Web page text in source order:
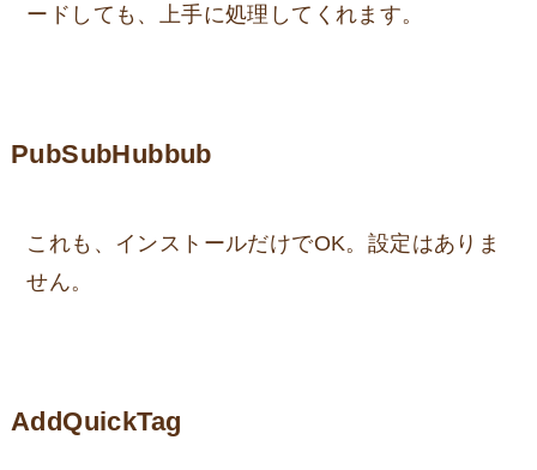
ードしても、上手に処理してくれます。
PubSubHubbub
これも、インストールだけでOK。設定はありま
せん。
AddQuickTag